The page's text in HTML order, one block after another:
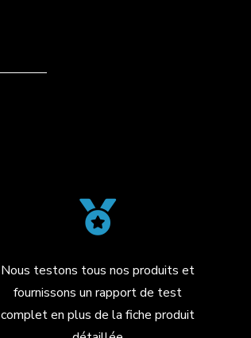

Nous testons tous nos produits et
fournissons un rapport de test
complet en plus de la fiche produit